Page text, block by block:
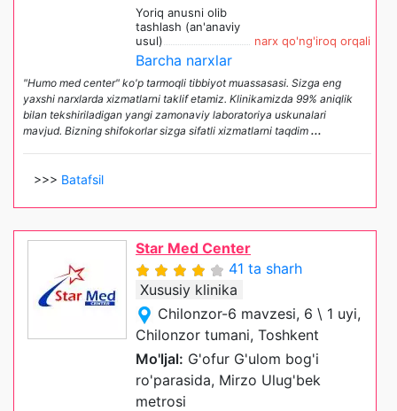
Yoriq anusni olib
tashlash (an'anaviy
usul)
narx qo'ng'iroq orqali
Barcha narxlar
"Humo med center" ko'p tarmoqli tibbiyot muassasasi. Sizga eng
yaxshi narxlarda xizmatlarni taklif etamiz. Klinikamizda 99% aniqlik
bilan tekshiriladigan yangi zamonaviy laboratoriya uskunalari
mavjud. Bizning shifokorlar sizga sifatli xizmatlarni taqdim ...
>>> Batafsil
Star Med Center
41 ta sharh
Xususiy klinika
Chilonzor-6 mavzesi, 6 \ 1 uyi,
Chilonzor tumani, Toshkent
Mo'ljal: G'ofur G'ulom bog'i
ro'parasida, Mirzo Ulug'bek
metrosi